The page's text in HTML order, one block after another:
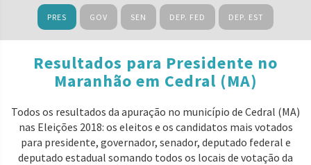
PRES GOV SEN DEP. FED DEP. EST
Resultados para Presidente no
Maranhão em Cedral (MA)
Todos os resultados da apuração no município de Cedral (MA)
nas Eleições 2018: os eleitos e os candidatos mais votados
para presidente, governador, senador, deputado federal e
deputado estadual somando todos os locais de votação da